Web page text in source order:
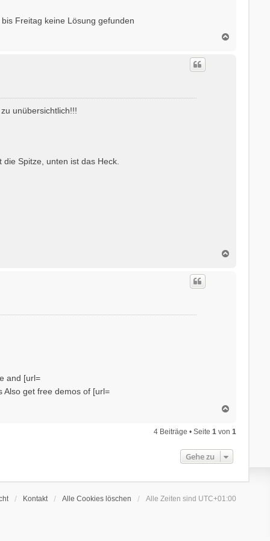
Freitag keine Lösung gefunden
unübersichtlich!!!
Spitze, unten ist das Heck.
and [url=
Also get free demos of [url=
c
h
e
4 Beiträge • Seite1 von1
Gehe zu
Kontakt Alle Cookies löschen Alle Zeiten sind UTC+01:00